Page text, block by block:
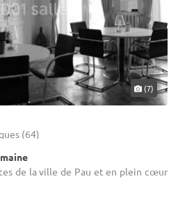
(7)
(64)
de la ville de Pau et en plein cœur